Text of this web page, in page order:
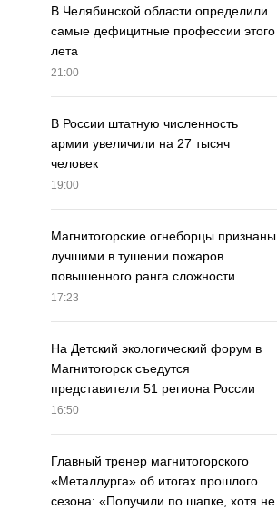
В Челябинской области определили
самые дефицитные профессии этого
лета
21:00
В России штатную численность
армии увеличили на 27 тысяч
человек
19:00
Магнитогорские огнеборцы признаны
лучшими в тушении пожаров
повышенного ранга сложности
17:23
На Детский экологический форум в
Магнитогорск съедутся
представители 51 региона России
16:50
Главный тренер магнитогорского
«Металлурга» об итогах прошлого
сезона: «Получили по шапке, хотя не